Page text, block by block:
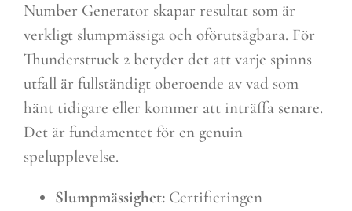
Number Generator skapar resultat som är
verkligt slumpmässiga och oförutsägbara. För
Thunderstruck 2 betyder det att varje spinns
utfall är fullständigt oberoende av vad som
hänt tidigare eller kommer att inträffa senare.
Det är fundamentet för en genuin
spelupplevelse.
Slumpmässighet: Certifieringen